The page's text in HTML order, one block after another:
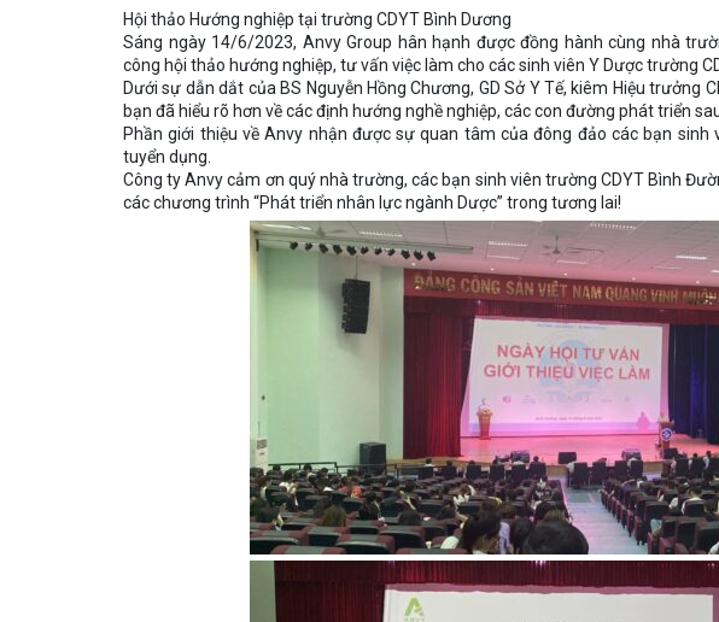
Hội thảo Hướng nghiệp tại trường CDYT Bình Dương
Sáng ngày 14/6/2023, Anvy Group hân hạnh được đồng hành cùng nhà
công hội thảo hướng nghiệp, tư vấn việc làm cho các sinh viên Y Dược trường
Dưới sự dẫn dắt của BS Nguyễn Hồng Chương, GD Sở Y Tế, kiêm Hiệu trưởng
bạn đã hiểu rõ hơn về các định hướng nghề nghiệp, các con đường phát triển
Phần giới thiệu về Anvy nhận được sự quan tâm của đông đảo các bạn
tuyển dụng.
Công ty Anvy cảm ơn quý nhà trường, các bạn sinh viên trường CDYT Bình
các chương trình “Phát triển nhân lực ngành Dược” trong tương lai!